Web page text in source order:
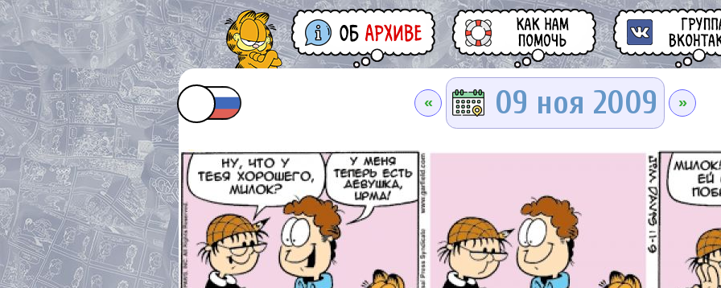
« 09 ноя 2009 »